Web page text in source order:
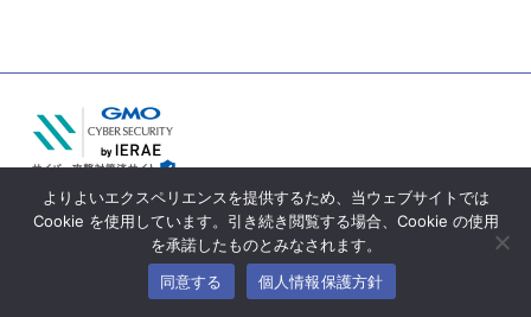
© Moore Mirai&Co. All Right Reserved.
よりよいエクスペリエンスを提供するため、当ウェブサイトでは
Cookie を使用しています。引き続き閲覧する場合、Cookie の使用
を承諾したものとみなされます。
同意する
個人情報保護方針